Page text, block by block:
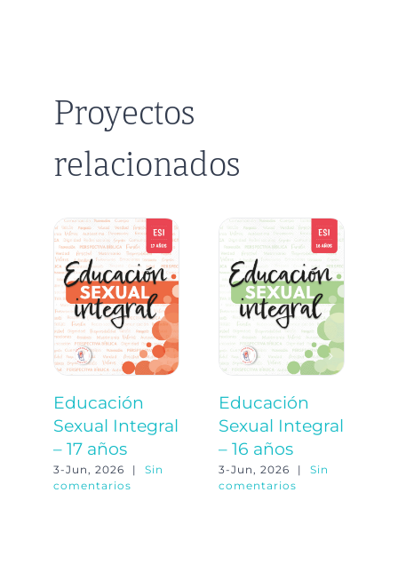
Proyectos
relacionados
Educación
Sexual Integral
– 17 años
3-Jun, 2026 |
Sin
comentarios
Educación
Sexual Integral
– 16 años
3-Jun, 2026 |
Sin
comentarios